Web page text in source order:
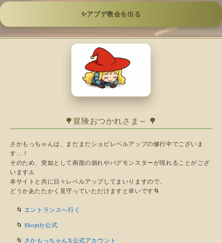
✨アプデ教会を出る
🌳冒険おつかれさま～ 🌳
さかもっちゃんは、まだまだショピレベルアップの修行中でございま
す…！
そのため、突如として画面の崩れやバグモンスターが現れることがござ
います⚠️
本サイトと共に日々レベルアップしてまいりますので、
どうかあたたかく見守っていただけますと幸いです🌀
🌀 エントランスへ行く
🌀 Shopify公式
🌀 さかもっちゃんX公式アカウント